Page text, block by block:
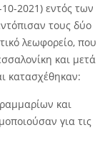
2021) εντός των
τους δύο
λεωφορείο, που
και μετά
κατασχέθηκαν:
και
για τις